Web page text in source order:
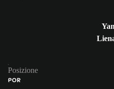
Posizione
POR